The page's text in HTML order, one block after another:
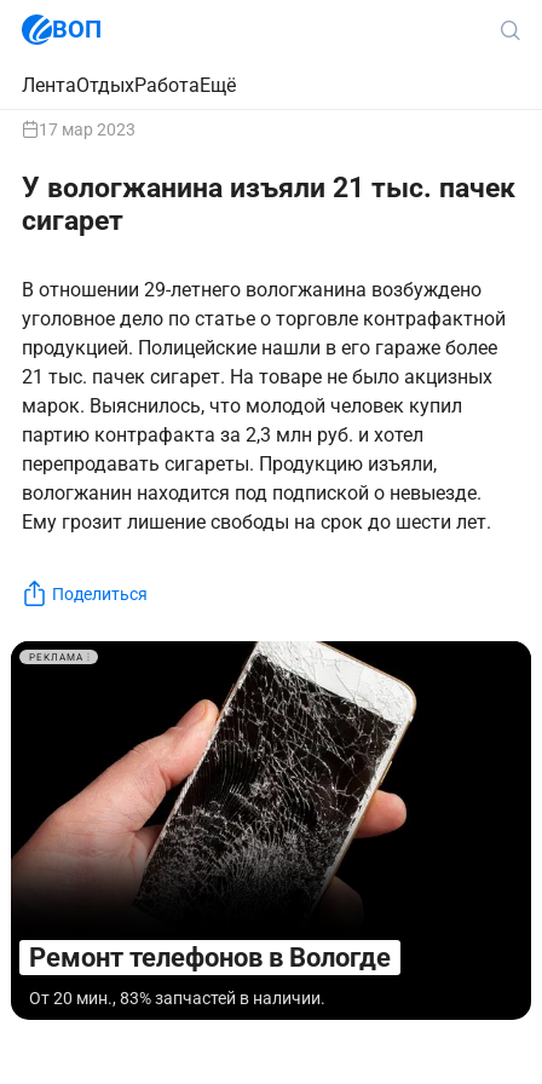
ВОП
ЛентаОтдыхРаботаЕщё
17 мар 2023
У вологжанина изъяли 21 тыс. пачек
сигарет
В отношении 29-летнего вологжанина возбуждено
уголовное дело по статье о торговле контрафактной
продукцией. Полицейские нашли в его гараже более
21 тыс. пачек сигарет. На товаре не было акцизных
марок. Выяснилось, что молодой человек купил
партию контрафакта за 2,3 млн руб. и хотел
перепродавать сигареты. Продукцию изъяли,
вологжанин находится под подпиской о невыезде.
Ему грозит лишение свободы на срок до шести лет.
Поделиться
РЕКЛАМА
Ремонт телефонов в Вологде
От 20 мин., 83% запчастей в наличии.